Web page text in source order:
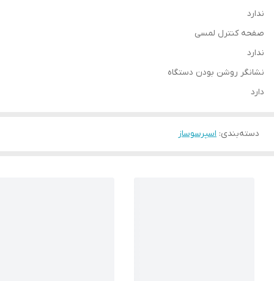
ندارد
صفحه کنترل لمسی
ندارد
نشانگر روشن بودن دستگاه
دارد
دسته‌بندی: اسپرسوساز